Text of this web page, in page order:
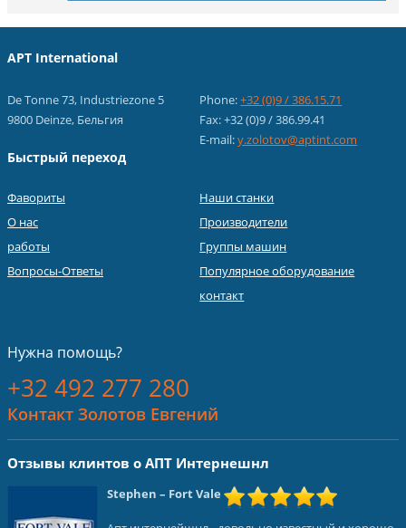
APT International
De Tonne 73, Industriezone 5
9800 Deinze, Бельгия
Phone:+32 (0)9 / 386.15.71
Fax: +32 (0)9 / 386.99.41
E-mail:y.zolotov@aptint.com
Быстрый переход
Фавориты
О нас
работы
Вопросы-Ответы
Наши станки
Производители
Группы машин
Популярное оборудование
контакт
Нужна помощь?
+32 492 277 280
Контакт Золотов Евгений
Отзывы клинтов о АПТ Интернешнл
Stephen – Fort Vale